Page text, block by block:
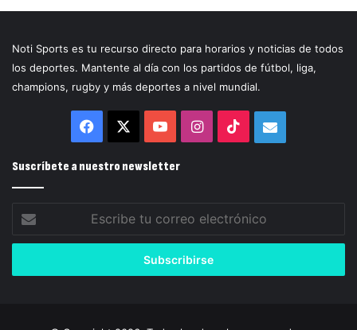
Noti Sports es tu recurso directo para horarios y noticias de todos
los deportes. Mantente al día con los partidos de fútbol, liga,
champions, rugby y más deportes a nivel mundial.
Facebook YouTubeInstagram
TikTokCorreo
Suscríbete a nuestro newsletter
correo